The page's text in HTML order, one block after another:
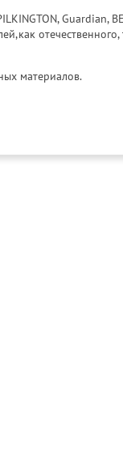
Guardian,
материалов.